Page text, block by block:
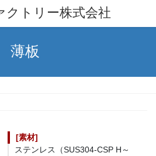
クトリー株式会社
薄板
[素材]
ステンレス（SUS304-CSP H～